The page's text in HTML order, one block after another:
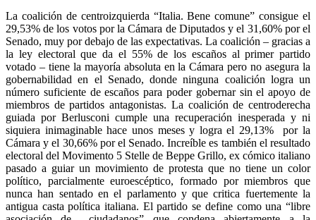
La coalición de centroizquierda “Italia. Bene comune” consigue el
29,53% de los votos por la Cámara de Diputados y el 31,60% por el
Senado, muy por debajo de las expectativas. La coalición – gracias a
la ley electoral que da el 55% de los escaños al primer partido
votado – tiene la mayoría absoluta en la Cámara pero no asegura la
gobernabilidad en el Senado, donde ninguna coalición logra un
número suficiente de escaños para poder gobernar sin el apoyo de
miembros de partidos antagonistas. La coalición de centroderecha
guiada por Berlusconi cumple una recuperación inesperada y ni
siquiera inimaginable hace unos meses y logra el 29,13% por la
Cámara y el 30,66% por el Senado. Increíble es también el resultado
electoral del Movimento 5 Stelle de Beppe Grillo, ex cómico italiano
pasado a guiar un movimiento de protesta que no tiene un color
político, parcialmente euroescéptico, formado por miembros que
nunca han sentado en el parlamento y que critica fuertemente la
antigua casta política italiana. El partido se define como una “libre